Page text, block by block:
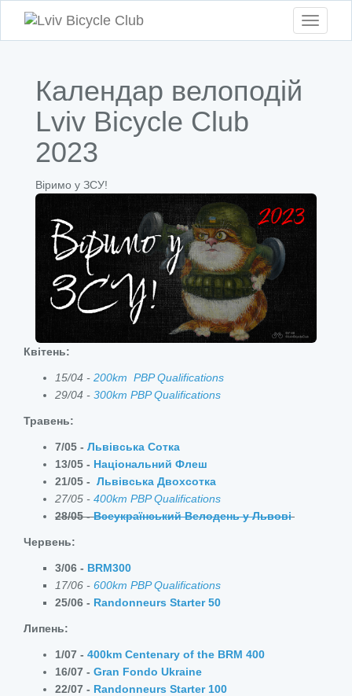
Toggle
Календар велоподій
Lviv Bicycle Club
2023
Віримо у ЗСУ!
Квітень:
15/04 - 200km PBP Qualifications
29/04 - 300km PBP Qualifications
Травень:
7/05 - Львівська Сотка
13/05 - Національний Флеш
21/05 - Львівська Двохсотка
27/05 - 400km PBP Qualifications
28/05 -Всеукраїнський Велодень у Львові
Червень:
3/06 - BRM300
17/06 - 600km PBP Qualifications
25/06 - Randonneurs Starter 50
Липень:
1/07 - 400km Centenary of the BRM 400
16/07 - Gran Fondo Ukraine
22/07 - Randonneurs Starter 100